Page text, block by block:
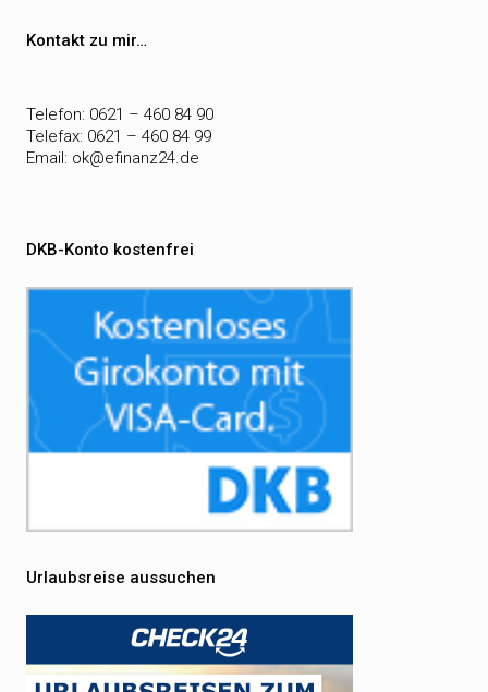
Kontakt zu mir…
Telefon: 0621 – 460 84 90
Telefax: 0621 – 460 84 99
Email: ok@efinanz24.de
DKB-Konto kostenfrei
Urlaubsreise aussuchen